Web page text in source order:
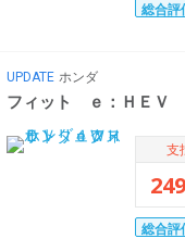
総合評
UPDATE ホンダ
フィット ｅ：ＨＥＶ
支
総合評